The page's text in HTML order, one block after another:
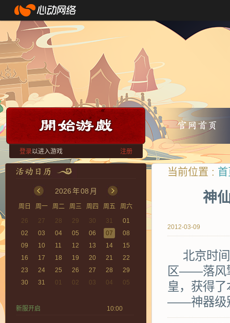
登录以进入游戏 注册
2026年08 月
周日 周一 周二 周三 周四 周五
周六
26
27 28 29 30 31
01
02
03 04 05 06 07
08
09
10 11 12 13 14
15
16
17 18 19 20 21
22
23
24 25 26 27 28
29
30
31 01 02 03 04 05
新服开启 10:00
当前位置 :
神
2012-03-09
北京时间
区——落风
皇，获得
——神器级